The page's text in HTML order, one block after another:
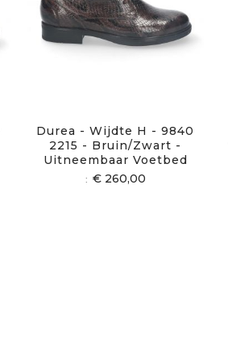
Durea - Wijdte H - 9840
2215 - Bruin/Zwart -
Uitneembaar Voetbed
€ 260,00